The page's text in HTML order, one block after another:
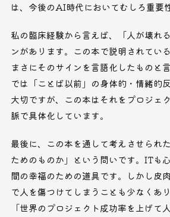
は、今後のAI時代においてむしろ重要
私の臨床経験から言えば、「人が壊れ
ンがあります。この本で説明されてい
まさにそのサインを言語化したものと
では「ことば以前」の身体的・情緒的
大切ですが、この本はそれをプロジェ
脈で具体化しています。
最後に、この本を通して考えさせられ
ためのものか」という問いです。ITも
間の幸福のための道具です。しかし皮
で人を傷つけてしまうことも少なくあ
「世界のプロジェクト成功率を上げて